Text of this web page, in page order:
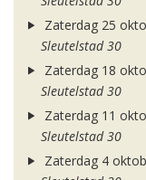
Zaterdag 25
Sleutelstad 30
Zaterdag 18
Sleutelstad 30
Zaterdag 11
Sleutelstad 30
Zaterdag 4